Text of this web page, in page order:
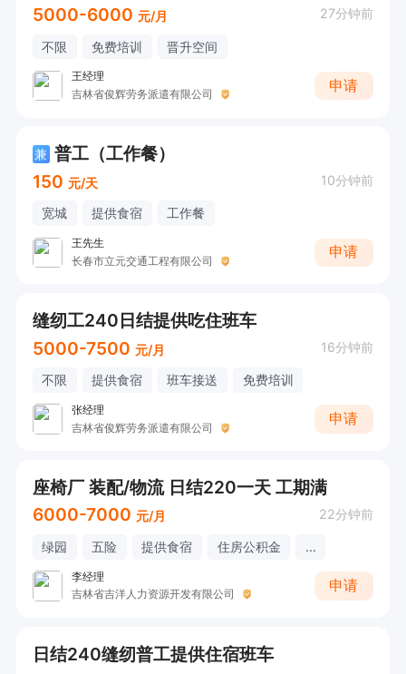
5000-6000 元/月 27分钟前
不限 免费培训 晋升空间
王经理
吉林省俊辉劳务派遣有限公司
申请
兼 普工（工作餐）
150 元/天 10分钟前
宽城 提供食宿 工作餐
王先生
长春市立元交通工程有限公司
申请
缝纫工240日结提供吃住班车
5000-7500 元/月 16分钟前
不限 提供食宿 班车接送 免费培训
张经理
吉林省俊辉劳务派遣有限公司
申请
座椅厂 装配/物流 日结220一天 工期满
6000-7000 元/月 22分钟前
绿园 五险 提供食宿 住房公积金 ...
李经理
吉林省吉洋人力资源开发有限公司
申请
日结240缝纫普工提供住宿班车